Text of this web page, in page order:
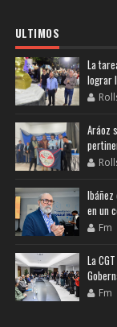
ULTIMOS
La
lograr
Aráoz
en un
Fm
La
Fm